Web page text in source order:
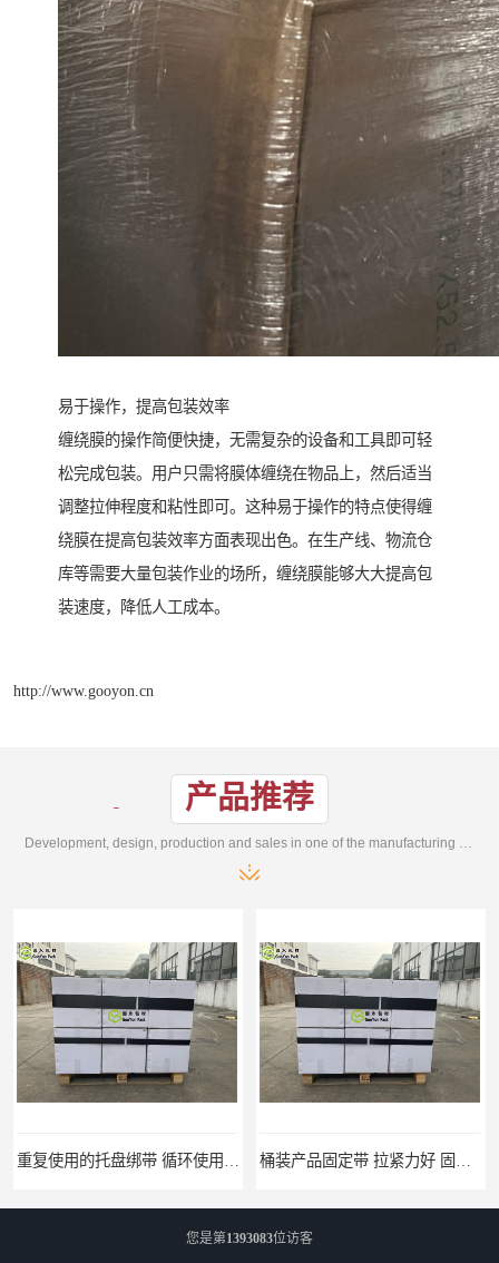
易于操作，提高包装效率
缠绕膜的操作简便快捷，无需复杂的设备和工具即可轻
松完成包装。用户只需将膜体缠绕在物品上，然后适当
调整拉伸程度和粘性即可。这种易于操作的特点使得缠
绕膜在提高包装效率方面表现出色。在生产线、物流仓
库等需要大量包装作业的场所，缠绕膜能够大大提高包
装速度，降低人工成本。
http://www.gooyon.cn
产品推荐
您是第1393083位访客